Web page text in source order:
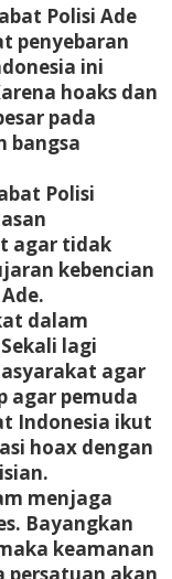
Polisi Ade
penyebaran
ini
hoaks dan
pada
bangsa
Polisi
agar tidak
kebencian
dalam
lagi
agar
agar pemuda
Indonesia ikut
hoax dengan
menjaga
Bayangkan
keamanan
persatuan akan